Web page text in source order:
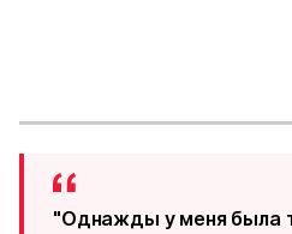
"Однажды у меня была